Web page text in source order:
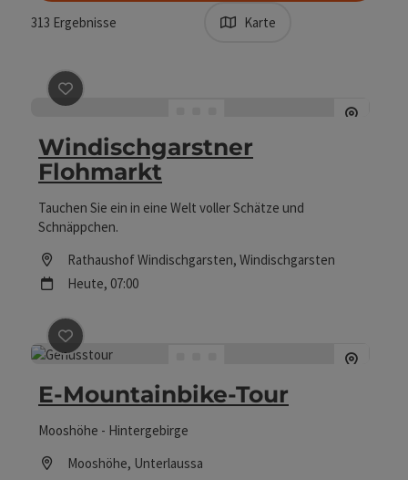
313 Ergebnisse Karte
Beitrag merken : Windischgarstner Flohmarkt
Windischgarstner
Flohmarkt
Tauchen Sie ein in eine Welt voller Schätze und
Schnäppchen.
Location
Rathaushof Windischgarsten, Windischgarsten
Nächster Termin
Heute, 07:00
Beitrag merken
E-Mountainbike-Tour
Mooshöhe - Hintergebirge
Location
Mooshöhe, Unterlaussa